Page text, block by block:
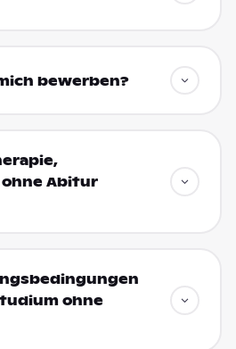
bewerben?
Abitur
ohne